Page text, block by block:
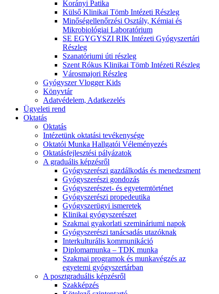
Korányi Patika
Külső Klinikai Tömb Intézeti Részleg
Minőségellenőrzési Osztály, Kémiai és
Mikrobiológiai Laboratórium
SE EGYGYSZI RIK Intézeti Gyógyszertári
Részleg
Szanatóriumi úti részleg
Szent Rókus Klinikai Tömb Intézeti Részleg
Városmajori Részleg
Gyógyszer Vlogger Kids
Könyvtár
Adatvédelem, Adatkezelés
Ügyeleti rend
Oktatás
Oktatás
Intézetünk oktatási tevékenysége
Oktatói Munka Hallgatói Véleményezés
Oktatásfejlesztési pályázatok
A graduális képzésről
Gyógyszerészi gazdálkodás és menedzsment
Gyógyszerészi gondozás
Gyógyszerészet- és egyetemtörténet
Gyógyszerészi propedeutika
Gyógyszerügyi ismeretek
Klinikai gyógyszerészet
Szakmai gyakorlati szemináriumi napok
Gyógyszerészi tanácsadás utazóknak
Interkulturális kommunikáció
Diplomamunka – TDK munka
Szakmai programok és munkavégzés az
egyetemi gyógyszertárban
A posztgraduális képzésről
Szakképzés